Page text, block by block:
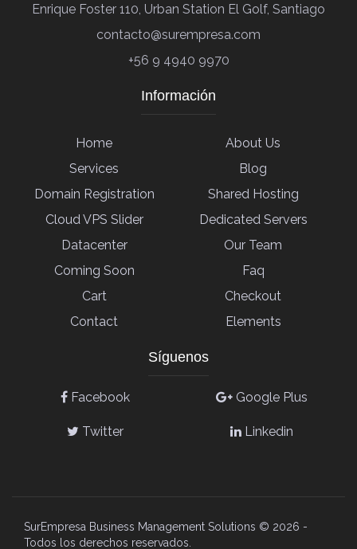
Enrique Foster 110, Urban Station El Golf, Santiago
contacto@surempresa.com
+56 9 4940 9970
Información
Home
About Us
Services
Blog
Domain Registration
Shared Hosting
Cloud VPS Slider
Dedicated Servers
Datacenter
Our Team
Coming Soon
Faq
Cart
Checkout
Contact
Elements
Síguenos
Facebook Google Plus
Twitter Linkedin
SurEmpresa Business Management Solutions © 2026 -
Todos los derechos reservados.